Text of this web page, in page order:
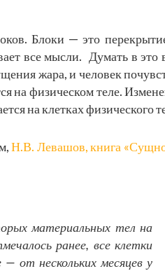
Блоки — это
все мысли. Думать в это
жара, и человек
на физическом теле.
на клетках физического
Н.В. Левашов, книга
материальных тел на
ранее, все клетки
от нескольких месяцев у